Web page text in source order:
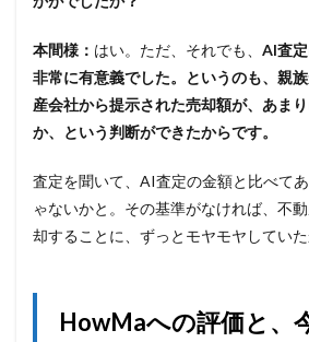
本間様： はい。ただ、それでも、 AI査
非常に有意義でした。というのも、親
産会社から提示された売却額が、あま
か、という判断ができたからです。
査定を聞いて、AI査定の金額と比べて
ゃないかと。その基準がなければ、不
却することに、ずっとモヤモヤしていた
HowMaへの評価と、